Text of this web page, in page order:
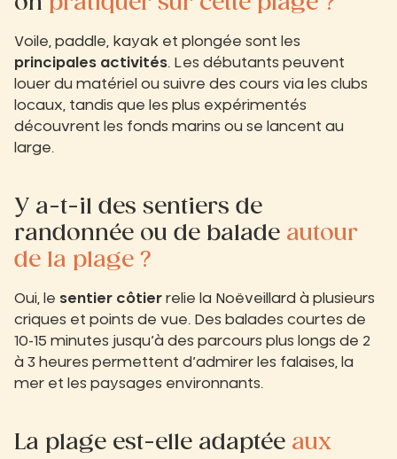
Voile, paddle, kayak et plongée sont les
principales activités. Les débutants peuvent
louer du matériel ou suivre des cours via les clubs
locaux, tandis que les plus expérimentés
découvrent les fonds marins ou se lancent au
large.
Y a-t-il des sentiers de
randonnée ou de balade autour
de la plage ?
Oui, le sentier côtier relie la Noëveillard à plusieurs
criques et points de vue. Des balades courtes de
10-15 minutes jusqu’à des parcours plus longs de 2
à 3 heures permettent d’admirer les falaises, la
mer et les paysages environnants.
La plage est-elle adaptée aux